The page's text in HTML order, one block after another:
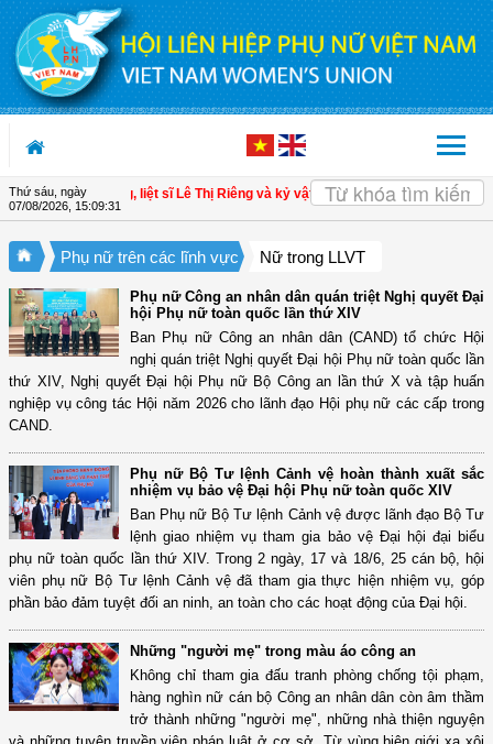
Truy cập nội dung luôn
Thứ sáu, ngày
07/08/2026, 15:09:33
| Anh hùng, liệt sĩ Lê Thị Riêng và kỷ vật đặc biệt trước lúc xa con | Tri ân nữ
Phụ nữ trên các lĩnh vực Nữ trong LLVT
Phụ nữ Công an nhân dân quán triệt Nghị quyết Đại
hội Phụ nữ toàn quốc lần thứ XIV
Ban Phụ nữ Công an nhân dân (CAND) tổ chức Hội
nghị quán triệt Nghị quyết Đại hội Phụ nữ toàn quốc lần
thứ XIV, Nghị quyết Đại hội Phụ nữ Bộ Công an lần thứ X và tập huấn
nghiệp vụ công tác Hội năm 2026 cho lãnh đạo Hội phụ nữ các cấp trong
CAND.
Phụ nữ Bộ Tư lệnh Cảnh vệ hoàn thành xuất sắc
nhiệm vụ bảo vệ Đại hội Phụ nữ toàn quốc XIV
Ban Phụ nữ Bộ Tư lệnh Cảnh vệ được lãnh đạo Bộ Tư
lệnh giao nhiệm vụ tham gia bảo vệ Đại hội đại biểu
phụ nữ toàn quốc lần thứ XIV. Trong 2 ngày, 17 và 18/6, 25 cán bộ, hội
viên phụ nữ Bộ Tư lệnh Cảnh vệ đã tham gia thực hiện nhiệm vụ, góp
phần bảo đảm tuyệt đối an ninh, an toàn cho các hoạt động của Đại hội.
Những "người mẹ" trong màu áo công an
Không chỉ tham gia đấu tranh phòng chống tội phạm,
hàng nghìn nữ cán bộ Công an nhân dân còn âm thầm
trở thành những "người mẹ", những nhà thiện nguyện